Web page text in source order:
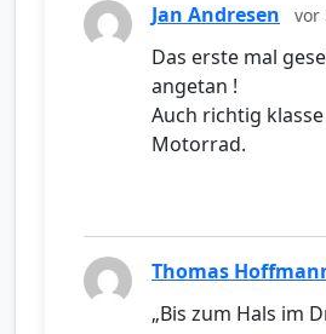
Jan Andresen vor
Das erste mal
angetan !
Auch richtig
Motorrad.
Thomas
„Bis zum Hals im